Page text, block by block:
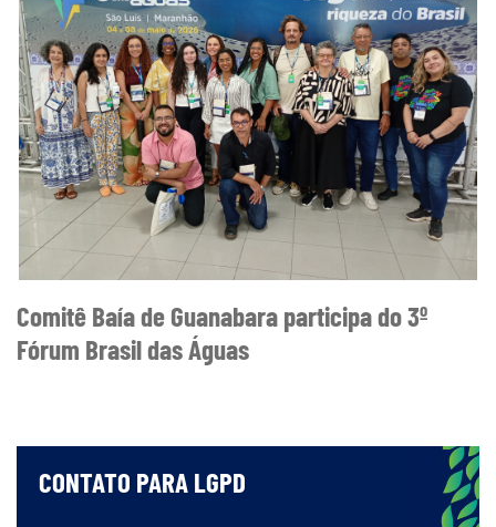
Comitê Baía de Guanabara participa do 3º
Fórum Brasil das Águas
CONTATO PARA LGPD